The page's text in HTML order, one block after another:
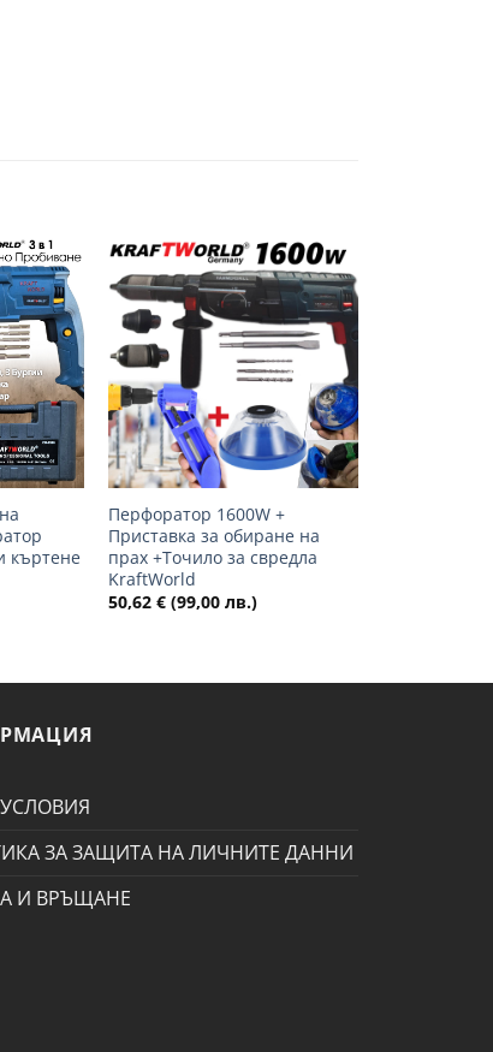
Добави
в
желани
къртене
Добави
в
желани
+
Перфоратор 1600W +
Приставка за обиране на
прах +Точило за свредла
KraftWorld
50,62 € (99,00 лв.)
ЗА ЗАЩИТА НА ЛИЧНИТЕ ДАННИ
И ВРЪЩАНЕ